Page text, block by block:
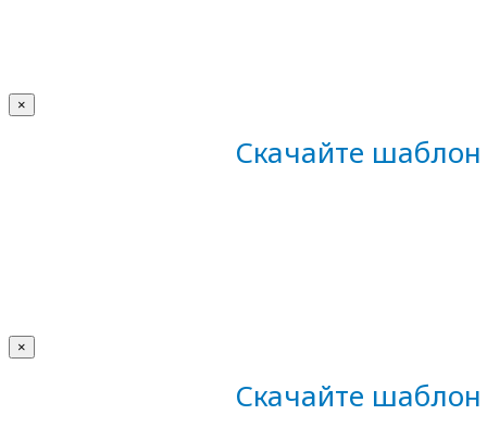
×
Скачайте
×
Скачайте